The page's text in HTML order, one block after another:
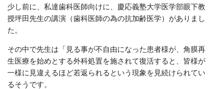
少し前に、私達歯科医師向けに、慶応義塾大学医学部眼下教
授坪田先生の講演（歯科医師の為の抗加齢医学）がありまし
た。
その中で先生は「見る事が不自由になった患者様が、角膜再
生医療を始めとする外科処置を施されて復活すると、皆様が
一様に見違えるほど若返られるという現象を見続けられてい
るそうです。